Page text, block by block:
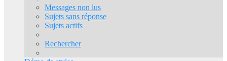
Messages non lus
Sujets sans réponse
Sujets actifs
Rechercher